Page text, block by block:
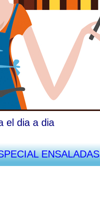
el dia a dia
ENSALADAS